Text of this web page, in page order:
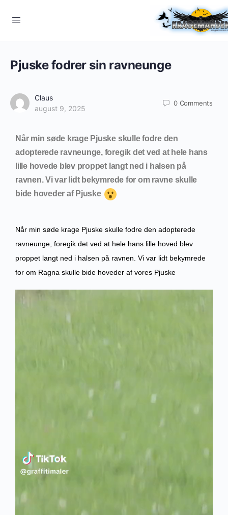
Pjuske fodrer sin ravneunge
Claus
august 9, 2025
0 Comments
Når min søde krage Pjuske skulle fodre den
adopterede ravneunge, foregik det ved at hele hans
lille hovede blev proppet langt ned i halsen på
ravnen. Vi var lidt bekymrede for om ravne skulle
bide hoveder af Pjuske
Når min søde krage Pjuske skulle fodre den adopterede
ravneunge, foregik det ved at hele hans lille hoved blev
proppet langt ned i halsen på ravnen. Vi var lidt bekymrede
for om Ragna skulle bide hoveder af vores Pjuske